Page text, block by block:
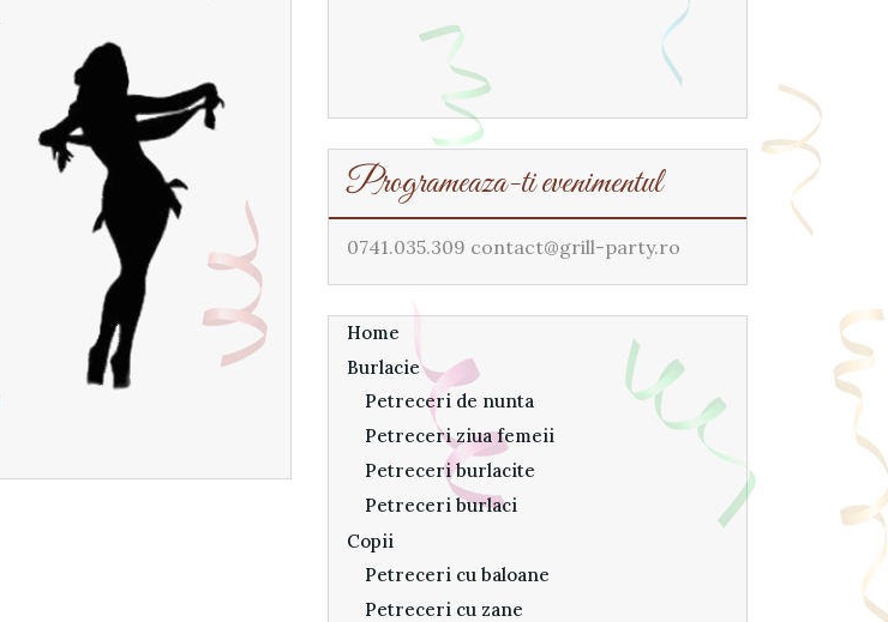
Programeaza-ti evenimentul
0741.035.309 contact@grill-party.ro
Home
Burlacie
Petreceri de nunta
Petreceri ziua femeii
Petreceri burlacite
Petreceri burlaci
Copii
Petreceri cu baloane
Petreceri cu zane